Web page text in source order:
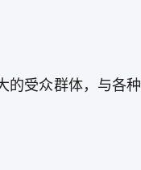
的受众群体，与各种